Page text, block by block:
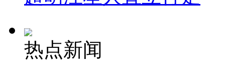
热点新闻